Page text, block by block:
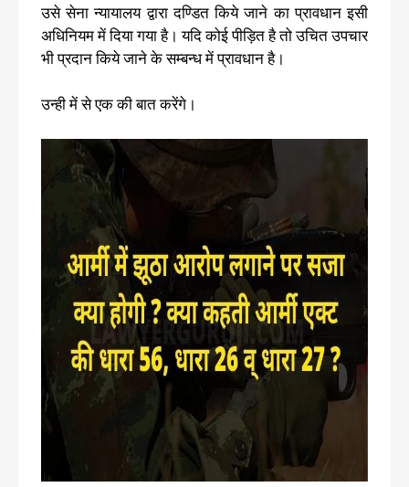
उसे सेना न्यायालय द्वारा दण्डित किये जाने का प्रावधान इसी
अधिनियम में दिया गया है। यदि कोई पीड़ित है तो उचित उपचार
भी प्रदान किये जाने के सम्बन्ध में प्रावधान है।
उन्ही में से एक की बात करेंगे।